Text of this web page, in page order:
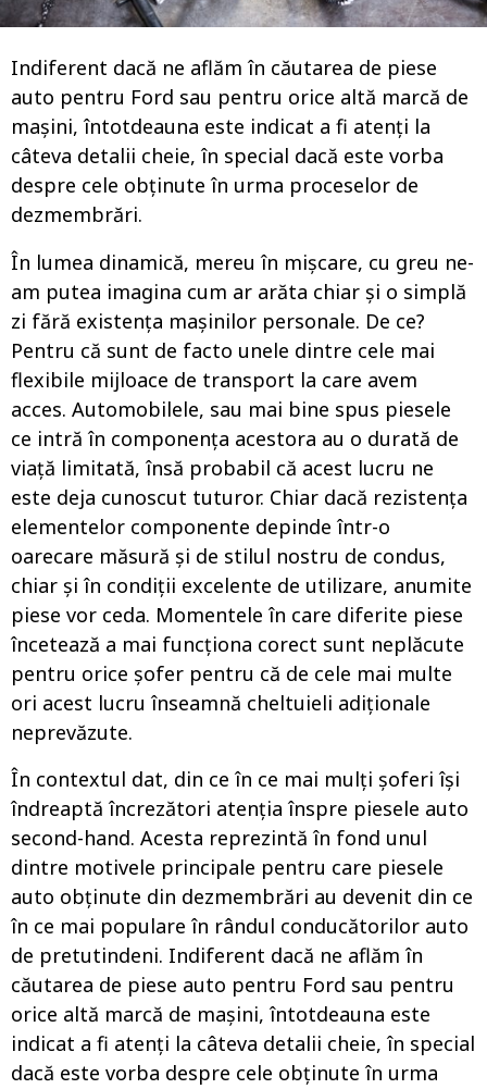
Indiferent dacă ne aflăm în căutarea de piese
auto pentru Ford sau pentru orice altă marcă de
mașini, întotdeauna este indicat a fi atenți la
câteva detalii cheie, în special dacă este vorba
despre cele obținute în urma proceselor de
dezmembrări.
În lumea dinamică, mereu în mișcare, cu greu ne-
am putea imagina cum ar arăta chiar și o simplă
zi fără existența mașinilor personale. De ce?
Pentru că sunt de facto unele dintre cele mai
flexibile mijloace de transport la care avem
acces. Automobilele, sau mai bine spus piesele
ce intră în componența acestora au o durată de
viață limitată, însă probabil că acest lucru ne
este deja cunoscut tuturor. Chiar dacă rezistența
elementelor componente depinde într-o
oarecare măsură și de stilul nostru de condus,
chiar și în condiții excelente de utilizare, anumite
piese vor ceda. Momentele în care diferite piese
încetează a mai funcționa corect sunt neplăcute
pentru orice șofer pentru că de cele mai multe
ori acest lucru înseamnă cheltuieli adiționale
neprevăzute.
În contextul dat, din ce în ce mai mulți șoferi își
îndreaptă încrezători atenția înspre piesele auto
second-hand. Acesta reprezintă în fond unul
dintre motivele principale pentru care piesele
auto obținute din dezmembrări au devenit din ce
în ce mai populare în rândul conducătorilor auto
de pretutindeni. Indiferent dacă ne aflăm în
căutarea de piese auto pentru Ford sau pentru
orice altă marcă de mașini, întotdeauna este
indicat a fi atenți la câteva detalii cheie, în special
dacă este vorba despre cele obținute în urma